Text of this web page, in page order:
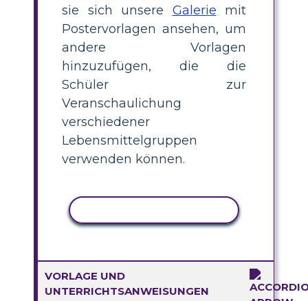
sie sich unsere Galerie mit
Postervorlagen ansehen, um
andere Vorlagen
hinzuzufügen, die die
Schüler zur
Veranschaulichung
verschiedener
Lebensmittelgruppen
verwenden können.
VORLAGE UND
UNTERRICHTSANWEISUNGEN